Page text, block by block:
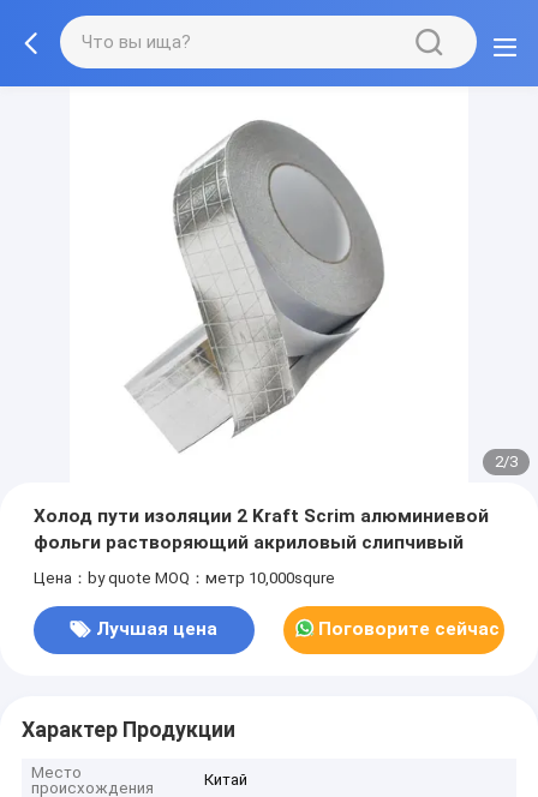
2/3
Холод пути изоляции 2 Kraft Scrim алюминиевой
фольги растворяющий акриловый слипчивый
Цена：by quote MOQ：метр 10,000squre
Лучшая цена Поговорите сейчас
Характер Продукции
Место
происхождения
Китай